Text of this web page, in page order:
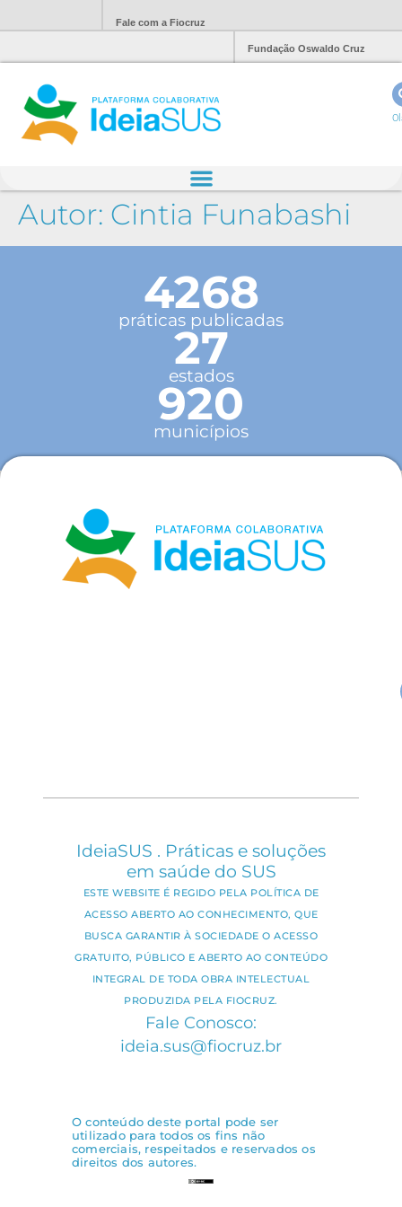
Fale com a Fiocruz
Fundação Oswaldo Cruz
Autor: Cintia Funabashi
4268
práticas publicadas
27
estados
920
municípios
IdeiaSUS . Práticas e soluções
em saúde do SUS
ESTE WEBSITE É REGIDO PELA POLÍTICA DE
ACESSO ABERTO AO CONHECIMENTO, QUE
BUSCA GARANTIR À SOCIEDADE O ACESSO
GRATUITO, PÚBLICO E ABERTO AO CONTEÚDO
INTEGRAL DE TODA OBRA INTELECTUAL
PRODUZIDA PELA FIOCRUZ.
Fale Conosco:
ideia.sus@fiocruz.br
O conteúdo deste portal pode ser
utilizado para todos os fins não
comerciais, respeitados e reservados os
direitos dos autores.